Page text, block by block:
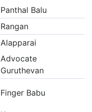
Panthal Balu
Rangan
Alapparai
Advocate
Guruthevan
Finger Babu